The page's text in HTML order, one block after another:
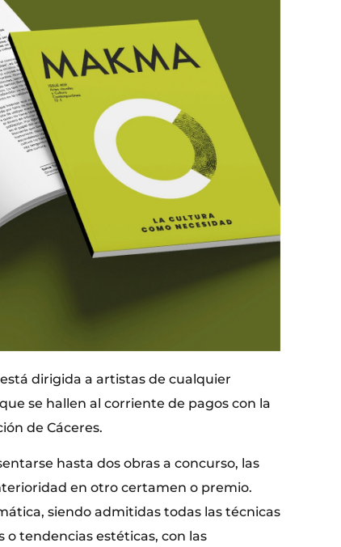
dirigida a artistas de cualquier
se hallen al corriente de pagos con la
de Cáceres.
hasta dos obras a concurso, las
en otro certamen o premio.
siendo admitidas todas las técnicas
tendencias estéticas, con las